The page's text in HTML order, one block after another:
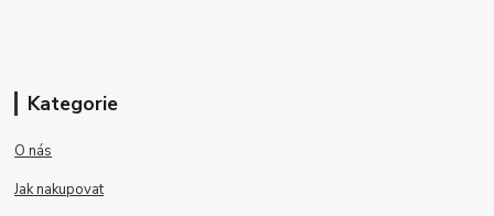
Kategorie
O nás
Jak nakupovat